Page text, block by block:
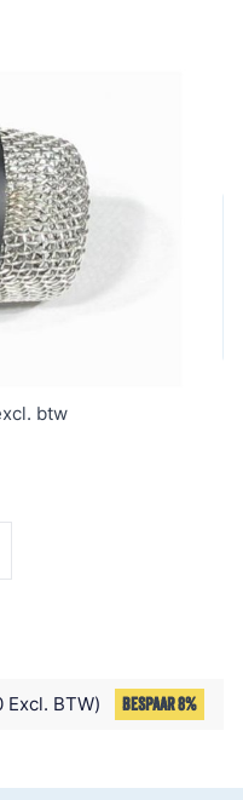
GRACO
235004
Aantal
btw
Excl. BTW BESPAAR 8%